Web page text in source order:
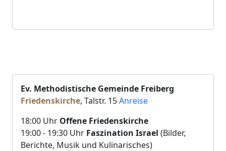
Ev. Methodistische Gemeinde Freiberg
Friedenskirche, Talstr. 15Anreise
18:00 Uhr Offene Friedenskirche
19:00 - 19:30 Uhr Faszination Israel (Bilder,
Berichte, Musik und Kulinarisches)